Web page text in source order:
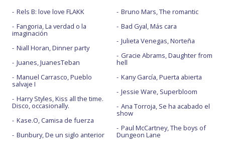
Rels B: love love FLAKK
Fangoria, La verdad o la
imaginación
Niall Horan, Dinner party
Juanes, JuanesTeban
Manuel Carrasco, Pueblo
salvaje I
Harry Styles, Kiss all the time.
Disco, occasionally.
Kase.O, Camisa de fuerza
Bunbury, De un siglo anterior
Bruno Mars, The romantic
Bad Gyal, Más cara
Julieta Venegas, Norteña
Gracie Abrams, Daughter from
hell
Kany García, Puerta abierta
Jessie Ware, Superbloom
Ana Torroja, Se ha acabado el
show
Paul McCartney, The boys of
Dungeon Lane